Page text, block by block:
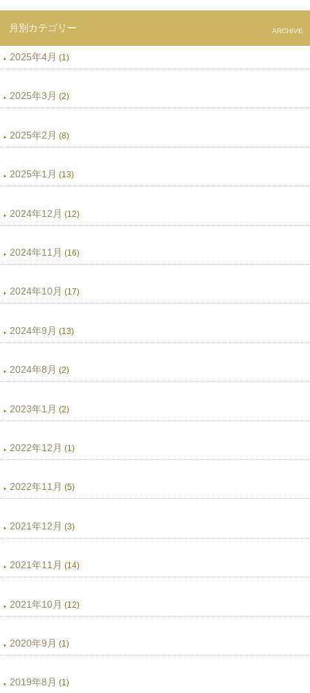
月別カテゴリー ARCHIVE
2025年4月 (1)
2025年3月 (2)
2025年2月 (8)
2025年1月 (13)
2024年12月 (12)
2024年11月 (16)
2024年10月 (17)
2024年9月 (13)
2024年8月 (2)
2023年1月 (2)
2022年12月 (1)
2022年11月 (5)
2021年12月 (3)
2021年11月 (14)
2021年10月 (12)
2020年9月 (1)
2019年8月 (1)